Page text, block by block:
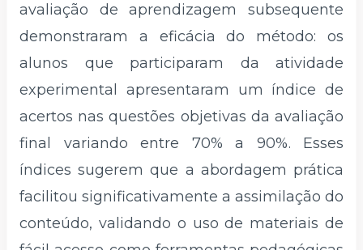
avaliação de aprendizagem subsequente
demonstraram a eficácia do método: os
alunos que participaram da atividade
experimental apresentaram um índice de
acertos nas questões objetivas da avaliação
final variando entre 70% a 90%. Esses
índices sugerem que a abordagem prática
facilitou significativamente a assimilação do
conteúdo, validando o uso de materiais de